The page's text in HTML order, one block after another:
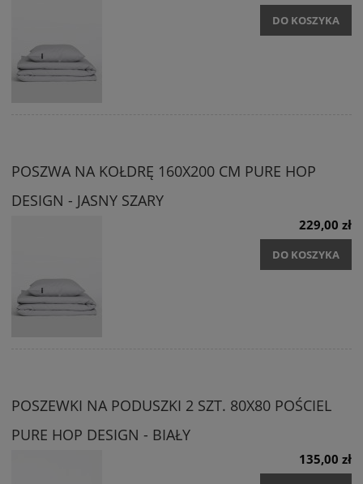
DO KOSZYKA
POSZWA NA KOŁDRĘ 160X200 CM PURE HOP
DESIGN - JASNY SZARY
229,00 zł
DO KOSZYKA
POSZEWKI NA PODUSZKI 2 SZT. 80X80 POŚCIEL
PURE HOP DESIGN - BIAŁY
135,00 zł